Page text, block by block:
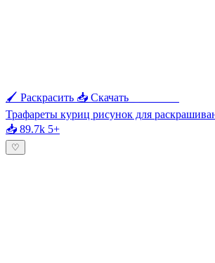
🖌 Раскрасить 📥 Скачать
Трафареты куриц рисунок для
📥 89.7k 5+
♡